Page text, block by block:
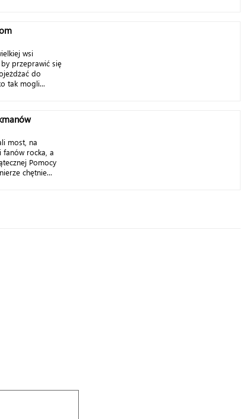
wsi
przeprawić się
do
tak mogli...
most, na
fanów rocka, a
Pomocy
chętnie...